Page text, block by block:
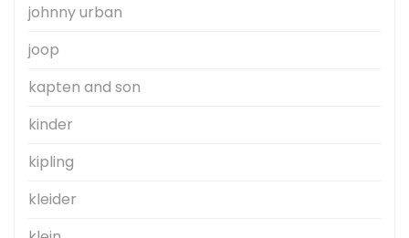
johnny urban
joop
kapten and son
kinder
kipling
kleider